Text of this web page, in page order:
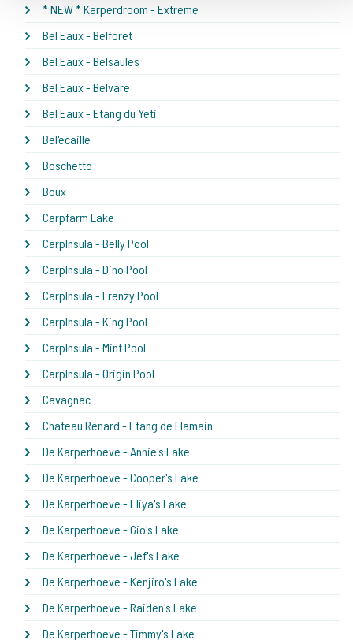
* NEW * Karperdroom - Extreme
Bel Eaux - Belforet
Bel Eaux - Belsaules
Bel Eaux - Belvare
Bel Eaux - Etang du Yeti
Bel'ecaille
Boschetto
Boux
Carpfarm Lake
CarpInsula - Belly Pool
CarpInsula - Dino Pool
CarpInsula - Frenzy Pool
CarpInsula - King Pool
CarpInsula - Mint Pool
CarpInsula - Origin Pool
Cavagnac
Chateau Renard - Etang de Flamain
De Karperhoeve - Annie's Lake
De Karperhoeve - Cooper's Lake
De Karperhoeve - Eliya's Lake
De Karperhoeve - Gio's Lake
De Karperhoeve - Jef's Lake
De Karperhoeve - Kenjiro's Lake
De Karperhoeve - Raiden's Lake
De Karperhoeve - Timmy's Lake